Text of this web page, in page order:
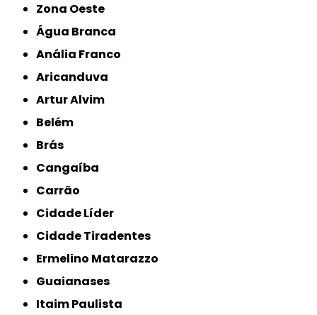
Zona Oeste
Água Branca
Anália Franco
Aricanduva
Artur Alvim
Belém
Brás
Cangaíba
Carrão
Cidade Líder
Cidade Tiradentes
Ermelino Matarazzo
Guaianases
Itaim Paulista